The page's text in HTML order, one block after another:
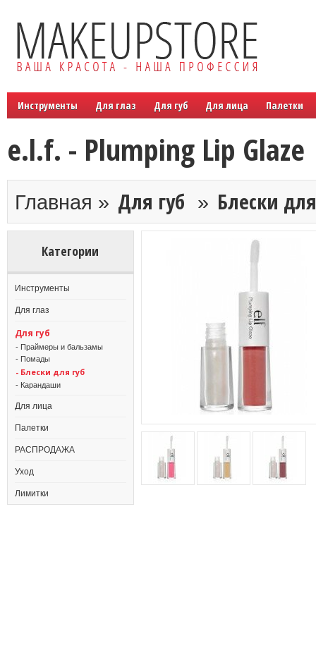
Инструменты Для глаз Для губ Для лица Палетки
e.l.f. - Plumping Lip Glaze
Главная » Для губ » Блески
Категории
Инструменты
Для глаз
Для губ
- Праймеры и бальзамы
- Помады
- Блески для губ
- Карандаши
Для лица
Палетки
РАСПРОДАЖА
Уход
Лимитки